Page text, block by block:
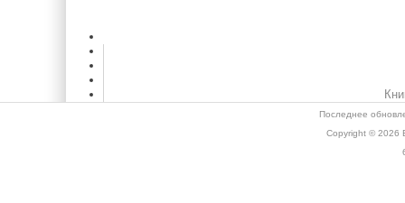
Последнее
Copyright © 2026